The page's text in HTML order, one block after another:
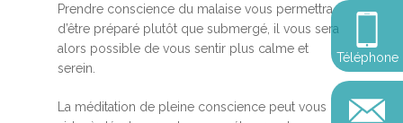
Prendre conscience du malaise vous permettra
d’être préparé plutôt que submergé, il vous sera
alors possible de vous sentir plus calme et
serein.
La méditation de pleine conscience peut vous
Téléphone
Calendrier
Devenir praticien en
de pleine conscience
Révelez votre
votre impact
Conférences
personnel
Révelez votre
votre impact
Reconversion et
Explorer
et découvrir
Blog